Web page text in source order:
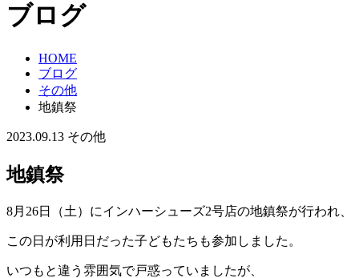
ブログ
HOME
ブログ
その他
地鎮祭
2023.09.13 その他
地鎮祭
8月26日（土）にインハーシューズ2号店の地鎮祭が行われ、
この日が利用日だった子どもたちも参加しました。
いつもと違う雰囲気で戸惑っていましたが、